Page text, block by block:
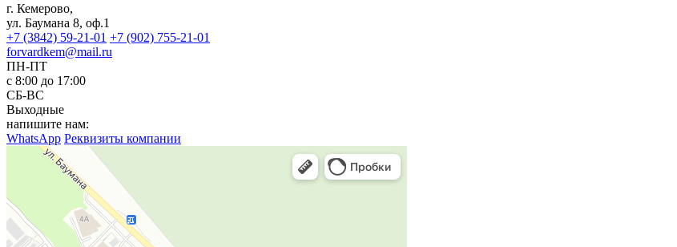
г. Кемерово,
ул. Баумана 8, оф.1
+7 (3842) 59-21-01 +7 (902) 755-21-01
forvardkem@mail.ru
ПН-ПТ
с 8:00 до 17:00
СБ-ВС
Выходные
напишите нам:
WhatsApp Реквизиты компании